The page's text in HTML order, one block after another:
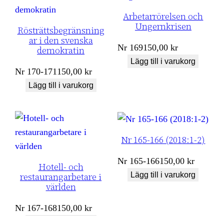
Rösträttsbegränsning
ar i den svenska
demokratin
Nr 170-171 150,00kr
Lägg till i varukorg
Arbetarrörelsen och
Ungernkrisen
Nr 169150,00kr
Lägg till i varukorg
Hotell- och
restaurangarbetare i
världen
Nr 167-168150,00kr
Nr 165-166 (2018:1-2)
Nr 165-166150,00kr
Lägg till i varukorg